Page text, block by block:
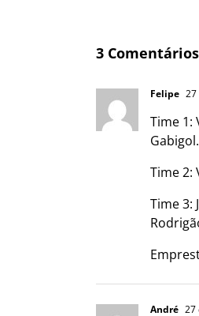
3 Comentários
Felipe 27
Time 1:
Gabigol.
Time 2:
Time 3:
André 27